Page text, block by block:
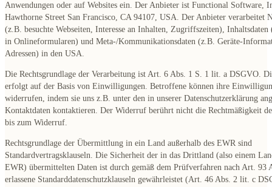
Anwendungen oder auf Websites ein. Der Anbieter ist Functional Software,
Hawthorne Street San Francisco, CA 94107, USA. Der Anbieter verarbeitet
(z.B. besuchte Webseiten, Interesse an Inhalten, Zugriffszeiten),
in Onlineformularen) und Meta-/Kommunikationsdaten (z.B. Geräte-
Adressen) in den USA.
Die Rechtsgrundlage der Verarbeitung ist Art. 6 Abs. 1 S. 1 lit. a DSGVO.
erfolgt auf der Basis von Einwilligungen. Betroffene können ihre
widerrufen, indem sie uns z.B. unter den in unserer Datenschutzerklärung
Kontaktdaten kontaktieren. Der Widerruf berührt nicht die Rechtmäßigkeit
bis zum Widerruf.
Rechtsgrundlage der Übermittlung in ein Land außerhalb des EWR sind
Standardvertragsklauseln. Die Sicherheit der in das Drittland (also einem
EWR) übermittelten Daten ist durch gemäß dem Prüfverfahren nach Art. 93
erlassene Standarddatenschutzklauseln gewährleistet (Art. 46 Abs. 2 lit. c